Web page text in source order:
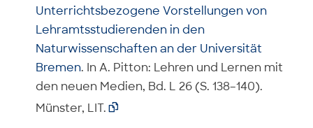
Unterrichtsbezogene Vorstellungen von
Lehramtsstudierenden in den
Naturwissenschaften an der Universität
Bremen. In A. Pitton: Lehren und Lernen mit
den neuen Medien, Bd. L 26 (S. 138–140).
Münster, LIT. 